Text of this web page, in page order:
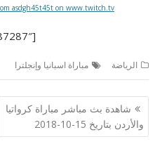
asdgh45t45t on www.twitch.tv
[ad id=”87287″]
الرياضة مباراة اسبانيا وإنجلترا
تصفّح
المقالات
شاهدة بث مباشر مباراة كرواتيا
والأردن بتاريخ 15-10-2018